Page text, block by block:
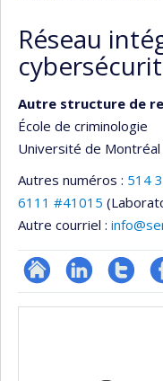
Réseau
Autre structure de
École de criminologie
Université de Montréal
Autres numéros : 514
6111 #41015
Autre courriel :
Site
LinkedInCompte
Médias